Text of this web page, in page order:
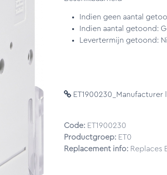
Indien geen aantal
Indien aantal getoond:
Levertermijn getoond:
ET1900230_Manufacturer
Code: ET1900230
Productgroep: ET0
Replacement info: Replaces